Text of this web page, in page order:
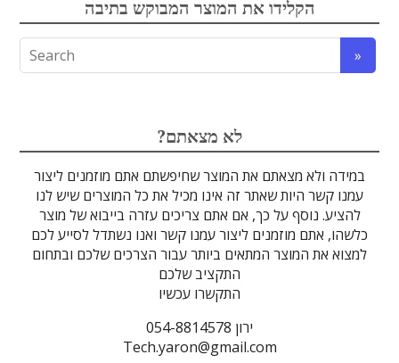
אופטומכניקה ובקרת תנועה
סיבים אופטיים
מקורות אור
מוליכי אור
לדים
הדמיה ומצלמות
גלאים וחיישנים
מסננים אופטיים
לייזרים ומוצרי בטיחות לייזר
גבישים
ספקטרוסקופיה
אלקטרוניקה
מיגון קרינה
עדשות
מתקנים לרפואה
טרה-הרץ
מוצרי קוורץ
זכוכיות וציפויים
מוצרים אחרים
הקלידו את המוצר המבוקש בתיבה
?לא מצאתם
במידה ולא מצאתם את המוצר שחיפשתם אתם מוזמנים ליצור
עמנו קשר היות שאתר זה אינו מכיל את כל המוצרים שיש לנו
להציע. נוסף על כך, אם אתם צריכים עזרה בייבוא של מוצר
כלשהו, אתם מוזמנים ליצור עמנו קשר ואנו נשתדל לסייע לכם
למצוא את המוצר המתאים ביותר עבור הצרכים שלכם ובתחום
התקציב שלכם
התקשרו עכשיו
ירון 054-8814578
Tech.yaron@gmail.com